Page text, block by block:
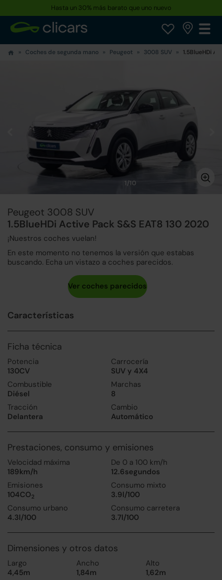
Hasta un 30% más barato que uno nuevo
Coches de segunda mano Peugeot 3008 SUV 1.5BlueHDi
1/10
Peugeot 3008 SUV
1.5BlueHDi Active Pack S&S EAT8 130 2020
¡Nuestros coches vuelan!
En este momento no tenemos la versión que estabas
buscando. Echa un vistazo a coches parecidos.
Características
Ficha técnica
Potencia
130CV
Carrocería
SUV y 4X4
Combustible
Diésel
Marchas
8
Tracción
Delantera
Cambio
Automático
Prestaciones, consumo y emisiones
Velocidad máxima
189km/h
De 0 a 100 km/h
12.6segundos
Emisiones
104CO2
Consumo mixto
3.9l/100
Consumo urbano
4.3l/100
Consumo carretera
3.7l/100
Dimensiones y otros datos
Largo
4,45m
Ancho
1,84m
Alto
1,62m